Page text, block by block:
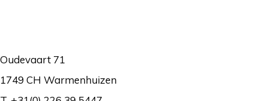
Oudevaart 71
1749 CH Warmenhuizen